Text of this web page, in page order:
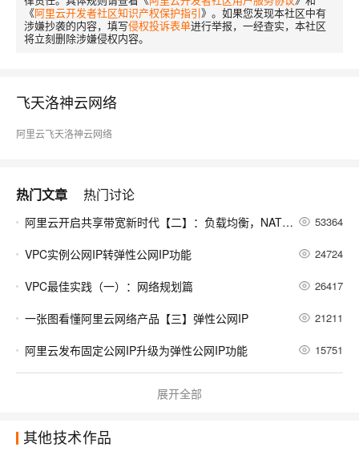
《阿里云开发者社区知识产权保护指引》。如果您发现本社区中有
涉嫌抄袭的内容，填写侵权投诉表单进行举报，一经查实，本社区
将立刻删除涉嫌侵权内容。
飞天洛神云网络
阿里云飞天洛神云网络
热门文章 热门讨论
阿里云开启共享带宽新时代【二】：负载均衡，NAT网关，ECS都支持共享带宽啦 53364
VPC实例公网IP转弹性公网IP功能 24724
VPC最佳实践（一）：网络规划篇 26417
一张图看懂阿里云网络产品【三】弹性公网IP 21211
阿里云发布固定公网IP升级为弹性公网IP功能 15751
VPC最佳实践（二）：VPC内如何使用云产品
展开全部
其他技术作品